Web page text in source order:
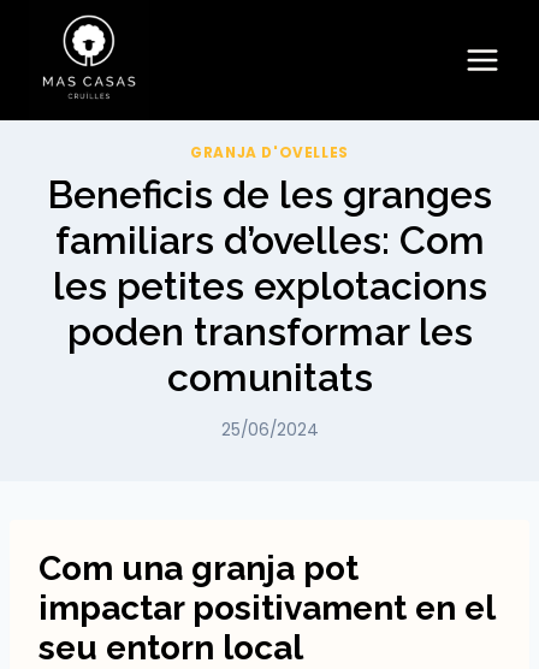
contingut
GRANJA D'OVELLES
Beneficis de les granges
familiars d’ovelles: Com
les petites explotacions
poden transformar les
comunitats
25/06/2024
Com una granja pot
impactar positivament en el
seu entorn local